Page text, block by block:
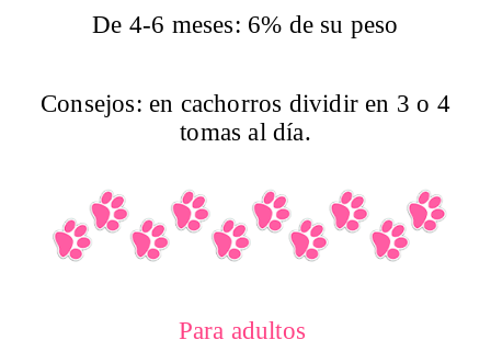
De 4-6 meses: 6% de su peso
Consejos: en cachorros dividir en 3 o 4
tomas al día.
Para adultos